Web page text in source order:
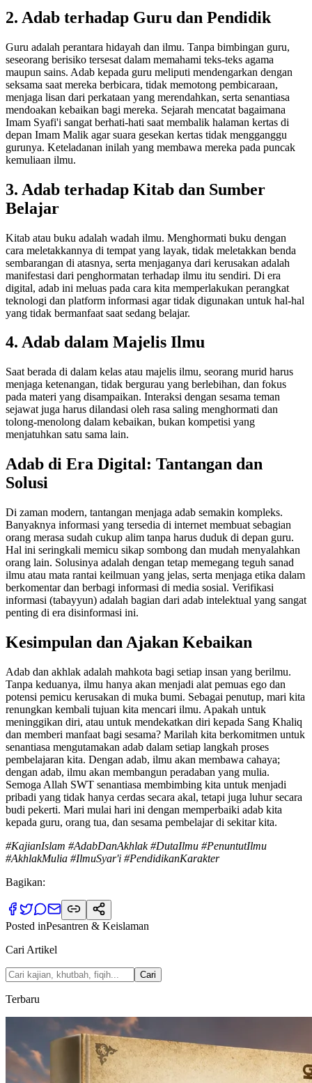
2. Adab terhadap Guru dan Pendidik
Guru adalah perantara hidayah dan ilmu. Tanpa bimbingan guru,
seseorang berisiko tersesat dalam memahami teks-teks agama
maupun sains. Adab kepada guru meliputi mendengarkan dengan
seksama saat mereka berbicara, tidak memotong pembicaraan,
menjaga lisan dari perkataan yang merendahkan, serta senantiasa
mendoakan kebaikan bagi mereka. Sejarah mencatat bagaimana
Imam Syafi'i sangat berhati-hati saat membalik halaman kertas di
depan Imam Malik agar suara gesekan kertas tidak mengganggu
gurunya. Keteladanan inilah yang membawa mereka pada puncak
kemuliaan ilmu.
3. Adab terhadap Kitab dan Sumber
Belajar
Kitab atau buku adalah wadah ilmu. Menghormati buku dengan
cara meletakkannya di tempat yang layak, tidak meletakkan benda
sembarangan di atasnya, serta menjaganya dari kerusakan adalah
manifestasi dari penghormatan terhadap ilmu itu sendiri. Di era
digital, adab ini meluas pada cara kita memperlakukan perangkat
teknologi dan platform informasi agar tidak digunakan untuk hal-hal
yang tidak bermanfaat saat sedang belajar.
4. Adab dalam Majelis Ilmu
Saat berada di dalam kelas atau majelis ilmu, seorang murid harus
menjaga ketenangan, tidak bergurau yang berlebihan, dan fokus
pada materi yang disampaikan. Interaksi dengan sesama teman
sejawat juga harus dilandasi oleh rasa saling menghormati dan
tolong-menolong dalam kebaikan, bukan kompetisi yang
menjatuhkan satu sama lain.
Adab di Era Digital: Tantangan dan
Solusi
Di zaman modern, tantangan menjaga adab semakin kompleks.
Banyaknya informasi yang tersedia di internet membuat sebagian
orang merasa sudah cukup alim tanpa harus duduk di depan guru.
Hal ini seringkali memicu sikap sombong dan mudah menyalahkan
orang lain. Solusinya adalah dengan tetap memegang teguh sanad
ilmu atau mata rantai keilmuan yang jelas, serta menjaga etika dalam
berkomentar dan berbagi informasi di media sosial. Verifikasi
informasi (tabayyun) adalah bagian dari adab intelektual yang sangat
penting di era disinformasi ini.
Kesimpulan dan Ajakan Kebaikan
Adab dan akhlak adalah mahkota bagi setiap insan yang berilmu.
Tanpa keduanya, ilmu hanya akan menjadi alat pemuas ego dan
potensi pemicu kerusakan di muka bumi. Sebagai penutup, mari kita
renungkan kembali tujuan kita mencari ilmu. Apakah untuk
meninggikan diri, atau untuk mendekatkan diri kepada Sang Khaliq
dan memberi manfaat bagi sesama? Marilah kita berkomitmen untuk
senantiasa mengutamakan adab dalam setiap langkah proses
pembelajaran kita. Dengan adab, ilmu akan membawa cahaya;
dengan adab, ilmu akan membangun peradaban yang mulia.
Semoga Allah SWT senantiasa membimbing kita untuk menjadi
pribadi yang tidak hanya cerdas secara akal, tetapi juga luhur secara
budi pekerti. Mari mulai hari ini dengan memperbaiki adab kita
kepada guru, orang tua, dan sesama pembelajar di sekitar kita.
#KajianIslam #AdabDanAkhlak #DutaIlmu #PenuntutIlmu
#AkhlakMulia #IlmuSyar'i #PendidikanKarakter
Bagikan:
Posted inPesantren & Keislaman
Cari Artikel
Cari
Terbaru